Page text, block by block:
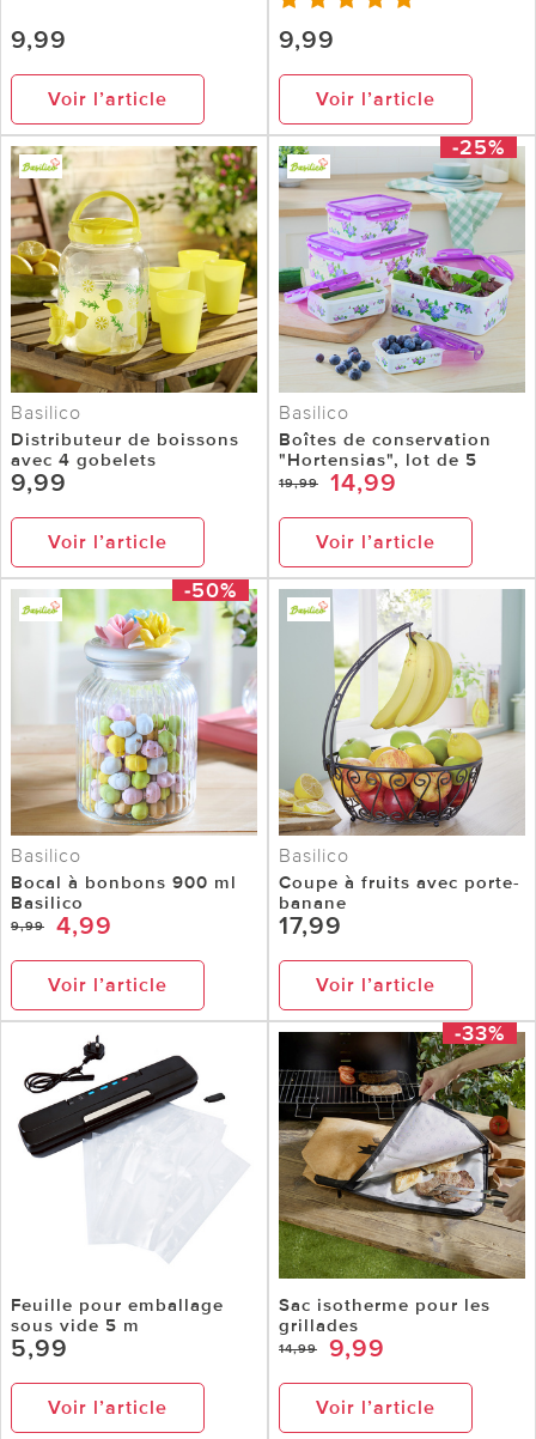
9,99
Voir l’article
9,99
Voir l’article
Basilico
Distributeur de boissons
avec 4 gobelets
9,99
Voir l’article
-25%
Basilico
Boîtes de conservation
"Hortensias", lot de 5
19,99 14,99
Voir l’article
-50%
Basilico
Bocal à bonbons 900 ml
Basilico
9,99 4,99
Voir l’article
Basilico
Coupe à fruits avec porte-
banane
17,99
Voir l’article
Feuille pour emballage
sous vide 5 m
5,99
Voir l’article
-33%
Sac isotherme pour les
grillades
14,99 9,99
Voir l’article